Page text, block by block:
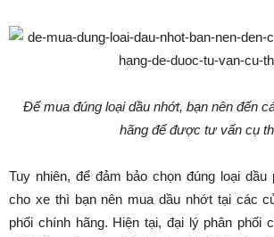
Để mua đúng loại dầu nhớt, bạn nên đến
hãng để được tư vấn cụ
Tuy nhiên, để đảm bảo chọn đúng loại
cho xe thì bạn nên mua dầu nhớt tại các
phối chính hãng. Hiện tại, đại lý phân phối